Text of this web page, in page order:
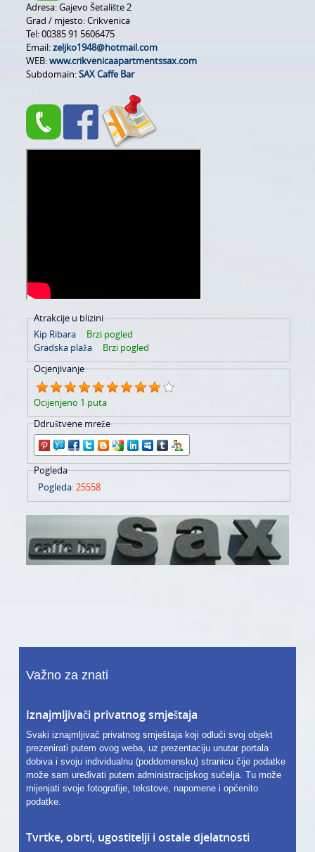
Adresa:Gajevo Šetalište 2
Grad / mjesto:Crikvenica
Tel:00385 91 5606475
Email:zeljko1948@hotmail.com
WEB:www.crikvenicaapartmentssax.com
Subdomain:SAX Caffe Bar
Atrakcije u blizini
Kip Ribara
Brzi pogled
Gradska plaža
Brzi pogled
Ocjenjivanje
Ocijenjeno 1 puta
Ddruštvene mreže
Pogleda
Pogleda:25558
Važno za znati
Iznajmljivači privatnog smještaja
Svaki iznajmljivač privatnog smještaja koji odluči svoj objekt
prezenirati putem ovog weba, uz prezentaciju unutar portala
dobiva i svoju individualnu (poddomensku) stranicu čije podatke
može sam uređivati putem administracijskog sučelja. Tu može
mijenjati svoje fotografije, tekstove, napomene i općenito
podatke.
Tvrtke, obrti, ugostitelji i ostale djelatnosti